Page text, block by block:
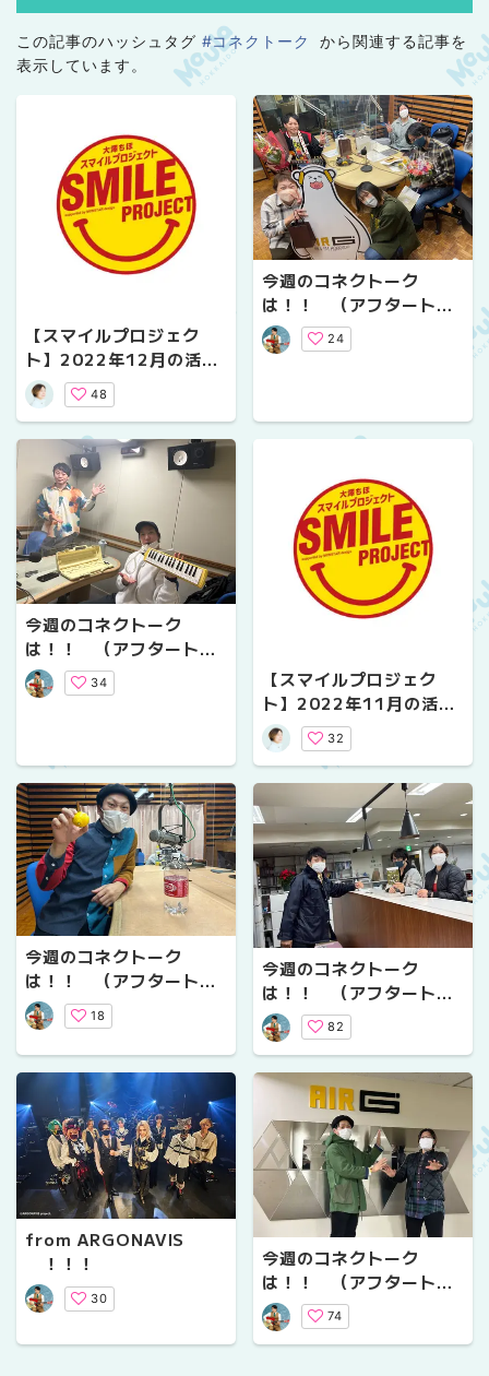
この記事のハッシュタグ #コネクトーク
から関連する記事を
表示しています。
【スマイルプロジェク
ト】2022年12月の活動
内容と2023年の活動予
定
48
今週のコネクトーク
は！！ （アフタートー
クVol.２２）
24
今週のコネクトーク
は！！ （アフタートー
クVol.２０）
34
【スマイルプロジェク
ト】2022年11月の活動
内容と12月の活動予定
32
今週のコネクトーク
は！！ （アフタートー
クVol.１９）
18
今週のコネクトーク
は！！ （アフタートー
クVol.１８）
82
from ARGONAVIS
！！！
30
今週のコネクトーク
は！！ （アフタートー
クVol.１７）
74